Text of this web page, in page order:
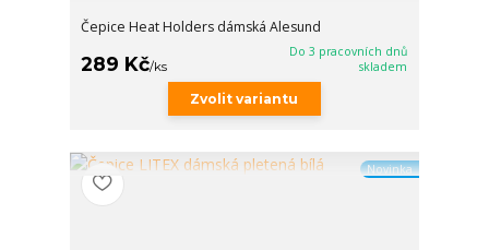
Čepice Heat Holders dámská Alesund
289 Kč/ks
Do 3 pracovních dnů
skladem
Zvolit variantu
Novinka